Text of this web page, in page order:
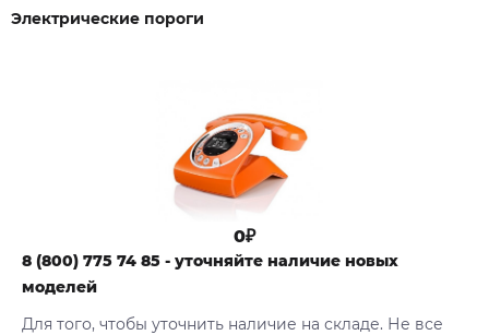
Электрические пороги
0₽
8 (800) 775 74 85 - уточняйте наличие новых
моделей
Для того, чтобы уточнить наличие на складе. Не все